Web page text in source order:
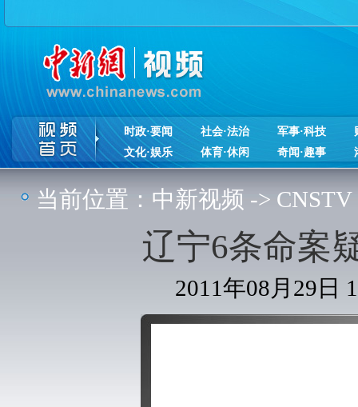
时政·要闻 社会·法治 军事·科技
文化·娱乐
体育·休闲 奇闻·趣事
当前位置： 中新视频 -> CNSTV
辽宁6条命案
2011年08月29